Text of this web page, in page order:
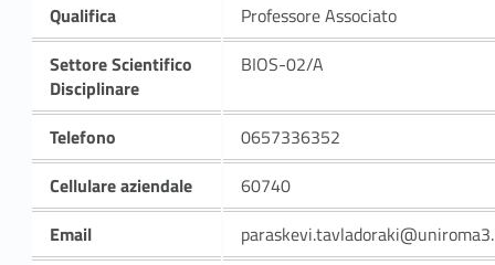
Qualifica
Professore Associato
Settore Scientifico
Disciplinare
BIOS-02/A
Telefono
0657336352
Cellulare aziendale
60740
Email